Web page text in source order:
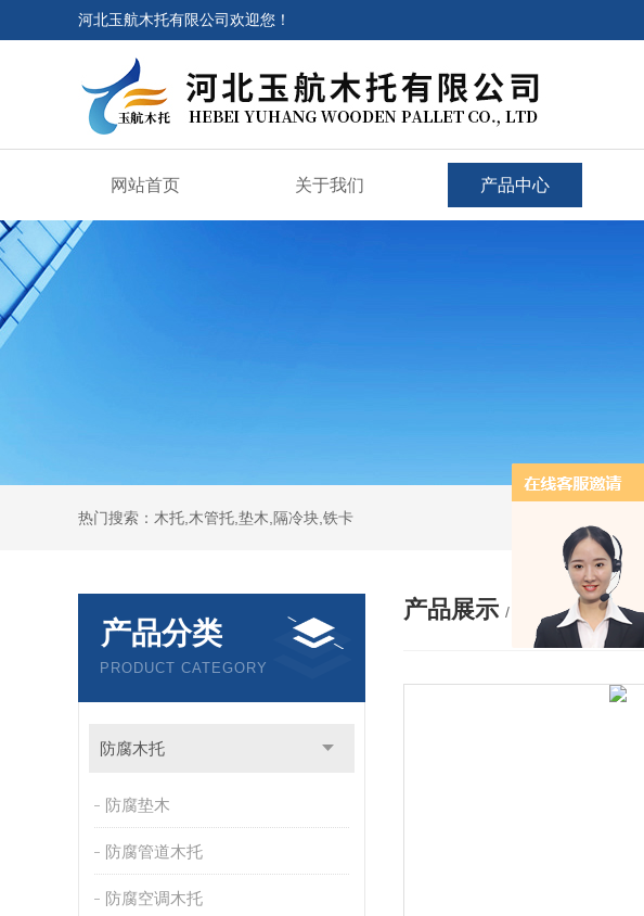
河北玉航木托有限公司欢迎您！
网站首页 关于我们 产品中心
热门搜索：木托,木管托,垫木,隔冷块,铁卡
产品分类
PRODUCT CATEGORY
防腐木托
防腐垫木
防腐管道木托
防腐空调木托
产品展示 / PRODUCTS